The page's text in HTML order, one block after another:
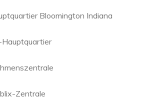
Bloomington Indiana
Hauptquartier
Zentrale